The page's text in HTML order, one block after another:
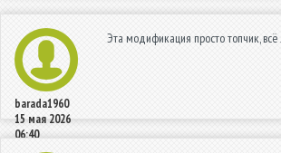
barada1960
15 мая 2026
06:40
Эта модификация просто топчик,